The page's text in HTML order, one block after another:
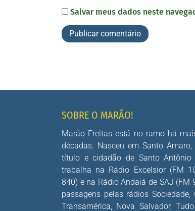
Salvar meus dados neste
SOBRE O MARÃO!
Marão Freitas está no ramo há
décadas. Nasceu em Santo Amaro,
título e cidadão de Santo Antônio
trabalha na Rádio Excelsior (FM
840) e na Rádio Andaiá de SAJ (FM
passagens pelas rádios Sociedade,
Transamérica, Nova Salvador,